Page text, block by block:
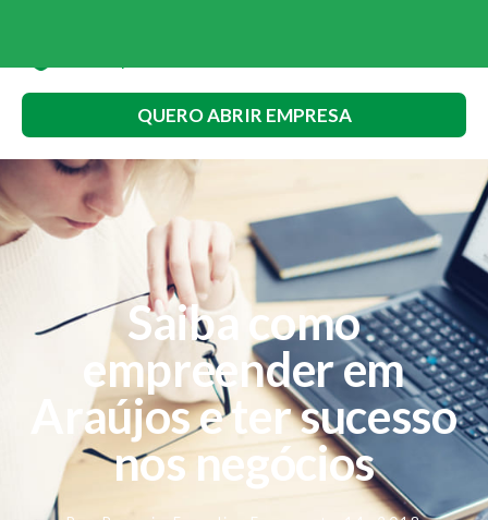
QUERO ABRIR EMPRESA
Saiba como
empreender em
Araújos e ter sucesso
nos negócios